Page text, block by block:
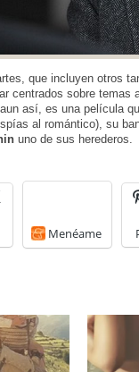
que incluyen otros
centrados sobre
así, es una película
al romántico), su
uno de sus herederos.
Menéame